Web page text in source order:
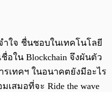
ำใจ ชื่นชอบในเทคโนโลยี
อใน Blockchain จึงผันตัว
รเทคฯ ในอนาคตยังมีอะไร
สมอที่จะ Ride the wave